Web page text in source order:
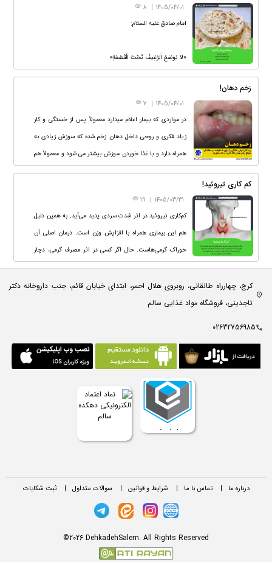
1405/04/01
|
امام صادق علیه السلام:
«لاَ يُوضَعُ اَلرَّغِيفُ تَحْتَ اَلْقَصْعَةِ»
نبايد نان را زير كاسه نهند.
✍️الکافی، ج۶، ص۳۰۳
زخم دهان!
1405/04/01
|
در مواردی که بیمار اعلام میدارد معمولاً پس از خستگی و كار
زياد فكری و روحی داخل دهان زخم شده که سوزش زيادی به
همراه دارد و با غذا خوردن سوزش بيشتر می شود و معمولاً هم
زخم‌ها يک هفته ادامه دارد.
کم کاری تیروئید!
1405/03/31
|
کم‌کاری تیروئید در اثر شدت سردی پدید می‌آید. به همین دلیل
هم این بیماری همراه با افزایش وزن است. درمان اصلی آن
خوراک گرمی‌هاست. حال اگر کسی در اثر مصرف گرمی، دچار
جوش یا دیگر علائم غلبه گرمی شد باید در کنار آن‌ها مقدار کمی
سردی‌جات مانند ماست یا آبلیمو مصرف کند.
کرج، چهارراه طالقانی، روبروی هلال احمر، ابتدای خیابان قائم، جنب داروخانه دکتر
تاجدینی، فروشگاه مواد غذایی سالم
02632756985
درباره ما | تماس با ما | شرایط و قوانین | سوالات متداول | ثبت شکایات
©2026 DehkadehSalem. All Rights Reserved